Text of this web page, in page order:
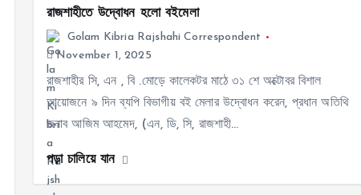
রাজশাহীতে উদ্বোধন হলো বইমেলা
Golam Kibria Rajshahi Correspondent
November 1, 2025
রাজশাহীর সি, এন , বি .মোড়ে কালেকটর মাঠে ৩১ শে অক্টোবর বিশাল
আয়োজনে ৯ দিন ব্যপি বিভাগীয় বই মেলার উদ্বোধন করেন, প্রধান অতিথি
জনাব আজিম আহমেদ, (এন, ডি, সি, রাজশাহী…
পড়া চালিয়ে যান